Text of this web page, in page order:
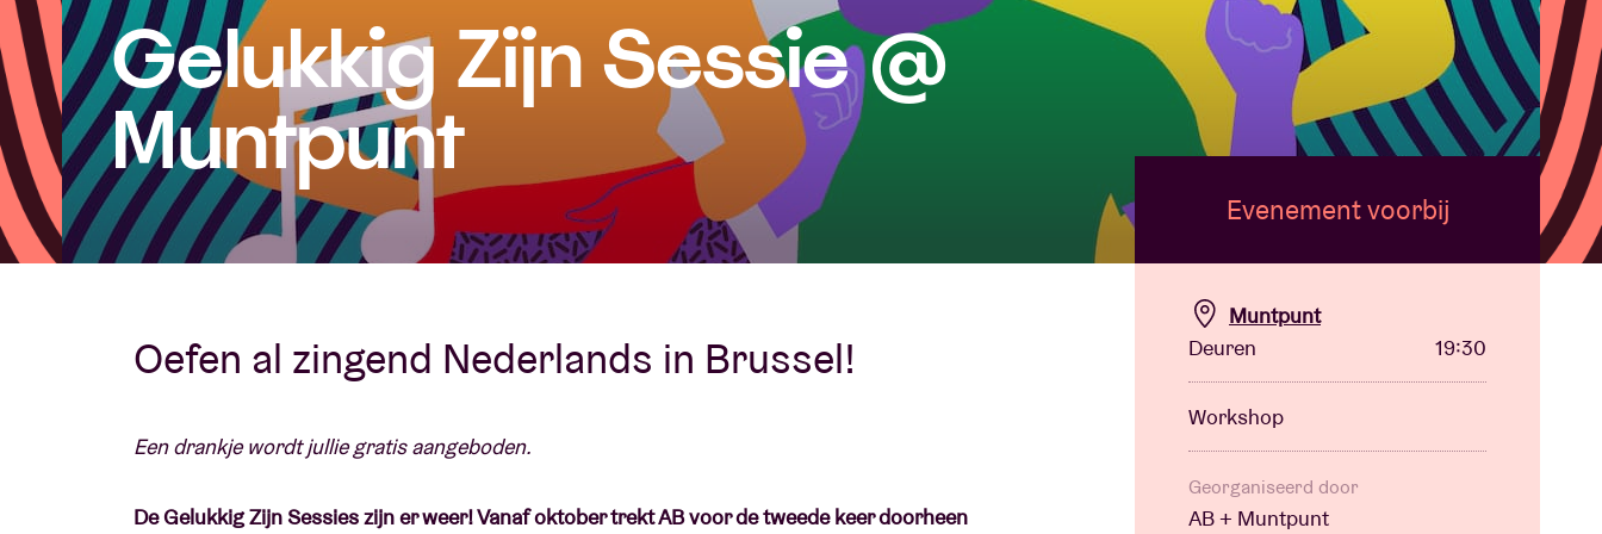
Bezoekersinfo
AB ❤ you
Over AB
Contact
Gelukkig Zijn Sessie @
Muntpunt
Oefen al zingend Nederlands in Brussel!
Een drankje wordt jullie gratis aangeboden.
De Gelukkig Zijn Sessies zijn er weer! Vanaf oktober trekt AB voor de tweede keer doorheen
Evenement voorbij
Muntpunt
Deuren
19:30
Workshop
Georganiseerd door
AB + Muntpunt